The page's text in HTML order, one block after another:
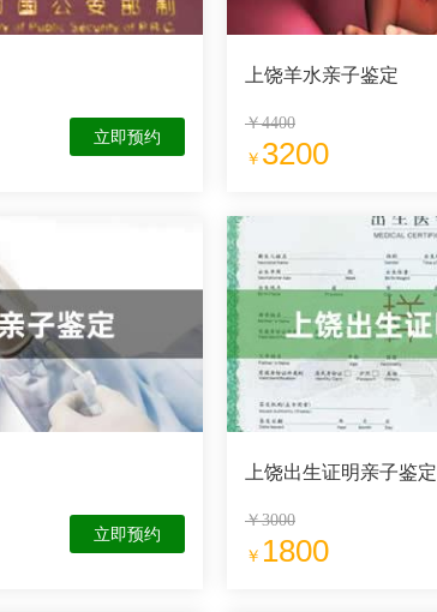
立即预约
上饶羊水亲子鉴定
￥4400
￥ 3200
立即预约
上饶出生证明亲子鉴定
￥3000
￥ 1800